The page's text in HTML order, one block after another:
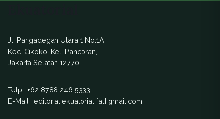
Jl. Pangadegan Utara 1 No.1A,
Kec. Cikoko, Kel. Pancoran,
Jakarta Selatan 12770
Telp.: +62 8788 246 5333
E-Mail : editorial.ekuatorial [at] gmail.com